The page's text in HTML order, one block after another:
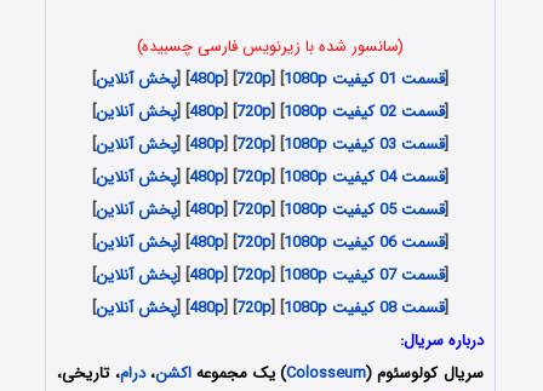
(سانسور شده با زیرنویس فارسی چسبیده)
[قسمت 01 کیفیت 1080p ] [
720p
] [
480p
] [پخش آنلاین]
[قسمت 02 کیفیت 1080p ] [
720p
] [
480p
] [پخش آنلاین]
[قسمت 03 کیفیت 1080p ] [
720p
] [
480p
] [پخش آنلاین]
[قسمت 04 کیفیت 1080p ] [
720p
] [
480p
] [پخش آنلاین]
[قسمت 05 کیفیت 1080p ] [
720p
] [
480p
] [پخش آنلاین]
[قسمت 06 کیفیت 1080p ] [
720p
] [
480p
] [پخش آنلاین]
[قسمت 07 کیفیت 1080p ] [
720p
] [
480p
] [پخش آنلاین]
[قسمت 08 کیفیت 1080p ] [
720p
] [
480p
] [پخش آنلاین]
درباره سریال:
سریال کولوسئوم (Colosseum) یک مجموعهاکشن،درام، تاریخی،